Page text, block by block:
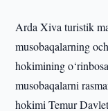
Arda Xiva turistik
musobaqalarning
hokimining
musobaqalarni
hokimi Temur